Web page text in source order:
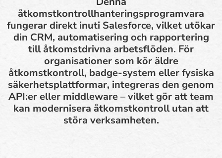
åtkomstkontrollhanteringsprogramvara
fungerar direkt inuti Salesforce, vilket utökar
din CRM, automatisering och rapportering
till åtkomstdrivna arbetsflöden. För
organisationer som kör äldre
åtkomstkontroll, badge-system eller fysiska
säkerhetsplattformar, integreras den genom
API:er eller middleware – vilket gör att team
kan modernisera åtkomstkontroll utan att
störa verksamheten.